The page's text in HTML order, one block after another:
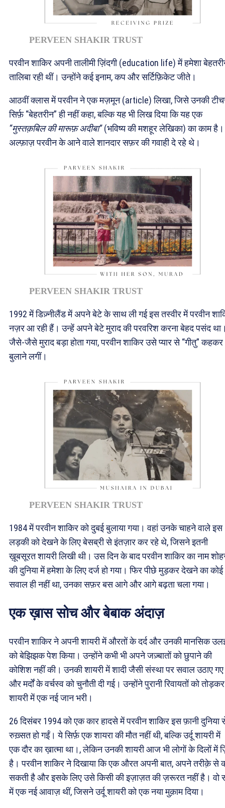
PERVEEN SHAKIR TRUST
परवीन शाकिर अपनी तालीमी ज़िंदगी (education life) में हमेशा
तालिबा रही थीं। उन्होंने कई इनाम, कप और सर्टिफ़िकेट जीते।
आठवीं क्लास में परवीन ने एक मज़मून (article) लिखा, जिसे उनकी
सिर्फ़ “बेहतरीन” ही नहीं कहा, बल्कि यह भी लिख दिया कि यह एक
“मुस्तक़बिल की मारूफ़ अदीबा”(भविष्य की मशहूर लेखिका) का काम
अल्फ़ाज़ परवीन के आने वाले शानदार सफ़र की गवाही दे रहे थे।
PERVEEN SHAKIR TRUST
1992 में डिज़्नीलैंड में अपने बेटे के साथ ली गई इस तस्वीर में परवीन
नज़र आ रही हैं। उन्हें अपने बेटे मुराद की परवरिश करना बेहद पसंद
जैसे-जैसे मुराद बड़ा होता गया, परवीन शाकिर उसे प्यार से “गीतु” कहकर
बुलाने लगीं।
PERVEEN SHAKIR TRUST
1984 में परवीन शाकिर को दुबई बुलाया गया। वहां उनके चाहने वाले इस
लड़की को देखने के लिए बेसब्री से इंतज़ार कर रहे थे, जिसने इतनी
ख़ूबसूरत शायरी लिखी थी। उस दिन के बाद परवीन शाकिर का नाम
की दुनिया में हमेशा के लिए दर्ज हो गया। फिर पीछे मुड़कर देखने का कोई
सवाल ही नहीं था, उनका सफ़र बस आगे और आगे बढ़ता चला गया।
एक ख़ास सोच और बेबाक अंदाज़
परवीन शाकिर ने अपनी शायरी में औरतों के दर्द और उनकी मानसिक
को बेझिझक पेश किया। उन्होंने कभी भी अपने जज़्बातों को छुपाने की
कोशिश नहीं की। उनकी शायरी में शादी जैसी संस्था पर सवाल उठाए गए
और मर्दों के वर्चस्व को चुनौती दी गई। उन्होंने पुरानी रिवायतों को तोड़कर
शायरी में एक नई जान भरी।
26 दिसंबर 1994 को एक कार हादसे में परवीन शाकिर इस फ़ानी दुनिया
रुख़्सत हो गईं। ये सिर्फ़ एक शायरा की मौत नहीं थी, बल्कि उर्दू शायरी में
एक दौर का ख़ात्मा था।, लेकिन उनकी शायरी आज भी लोगों के दिलों में
है। परवीन शाकिर ने दिखाया कि एक औरत अपनी बात, अपने तरीक़े से
सकती है और इसके लिए उसे किसी की इज़ाज़त की ज़रूरत नहीं है। वो
में एक नई आवाज़ थीं, जिसने उर्दू शायरी को एक नया मुक़ाम दिया।